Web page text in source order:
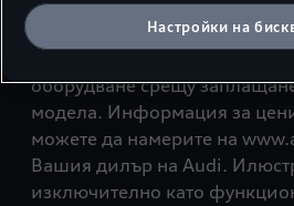
Показаните тук функции и
оборудване срещу
модела. Информация за
можете да намерите на
Вашия дилър на Audi.
изключително като
Настройки на